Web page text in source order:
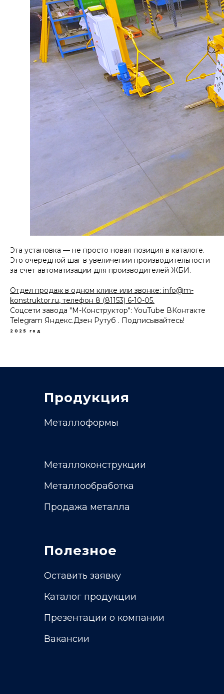
Эта установка — не просто новая позиция в каталоге.
Это очередной шаг в увеличении производительности
за счет автоматизации для производителей ЖБИ.
Отдел продаж в одном клике или звонке: info@m-
konstruktor.ru, телефон 8 (81153) 6-10-05.
Соцсети завода "М-Конструктор": YouTube ВКонтакте
Telegram Яндекс.Дзен Рутуб . Подписывайтесь!
2025 год
Полезное
Вакансии
Презентации о компании
Продукция
Продажа металла
Металлообработка
Металлоформы
Металлоконструкции
Оставить заявку
Каталог продукции